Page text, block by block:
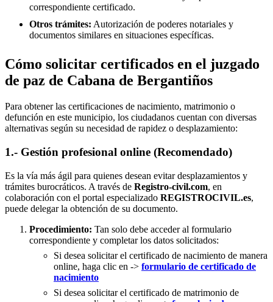
correspondiente certificado.
Otros trámites: Autorización de poderes notariales y
documentos similares en situaciones específicas.
Cómo solicitar certificados en el juzgado
de paz de Cabana de Bergantiños
Para obtener las certificaciones de nacimiento, matrimonio o
defunción en este municipio, los ciudadanos cuentan con diversas
alternativas según su necesidad de rapidez o desplazamiento:
1.- Gestión profesional online (Recomendado)
Es la vía más ágil para quienes desean evitar desplazamientos y
trámites burocráticos. A través de Registro-civil.com, en
colaboración con el portal especializado REGISTROCIVIL.es,
puede delegar la obtención de su documento.
Procedimiento: Tan solo debe acceder al formulario
correspondiente y completar los datos solicitados:
Si desea solicitar el certificado de nacimiento de manera
online, haga clic en -> formulario de certificado de
nacimiento
Si desea solicitar el certificado de matrimonio de